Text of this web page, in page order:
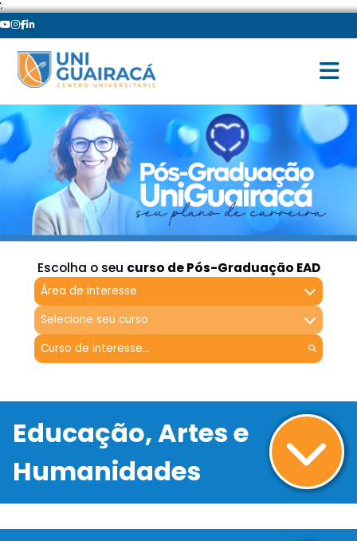
';
Escolha o seu curso de Pós-Graduação EAD
Área de interesse
Selecione seu curso
Educação, Artes e
Humanidades